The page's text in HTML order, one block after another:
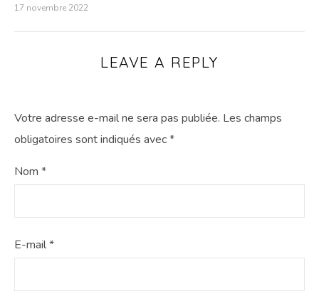
17 novembre 2022
LEAVE A REPLY
Votre adresse e-mail ne sera pas publiée. Les champs
obligatoires sont indiqués avec*
Nom *
E-mail*